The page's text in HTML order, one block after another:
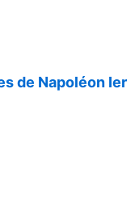
de Napoléon Ier